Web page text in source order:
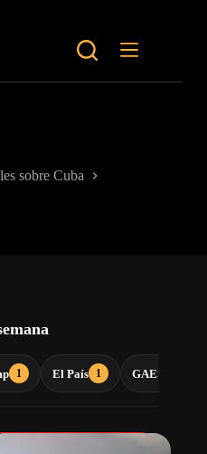
sobre Cuba
1 El País 1 GAESA